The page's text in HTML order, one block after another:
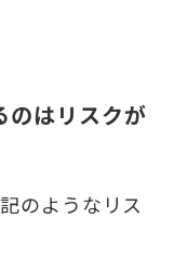
のはリスクが
のようなリス